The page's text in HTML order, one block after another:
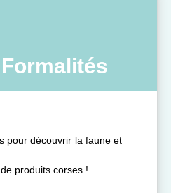
Formalités
pour découvrir la faune et
produits corses !